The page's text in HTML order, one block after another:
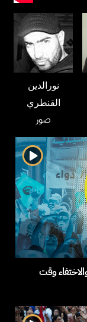
نورالدين
القنطري
صور
وقت